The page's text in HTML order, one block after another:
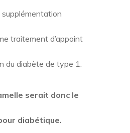
traitement d’appoint
du diabète de type 1.
serait donc le
diabétique.